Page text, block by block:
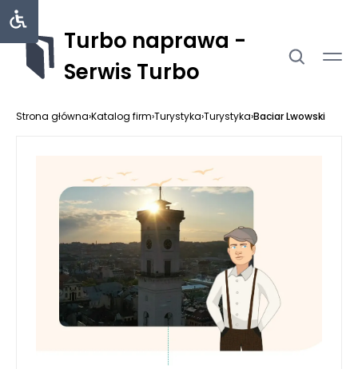
Turbo naprawa -
Serwis Turbo
Strona główna›Katalog firm›Turystyka›Turystyka›Baciar Lwowski